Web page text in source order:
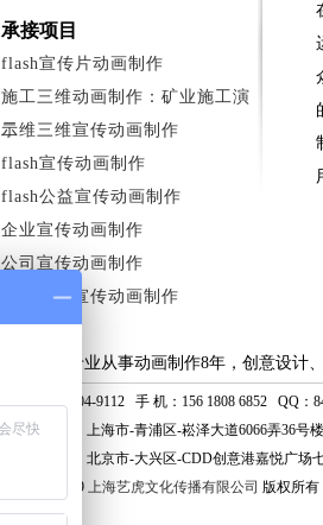
承接项目
flash宣传片动画制作
施工三维动画制作：矿业施工演
示
二维三维宣传动画制作
flash宣传动画制作
flash公益宣传动画制作
企业宣传动画制作
公司宣传动画制作
水电法制宣传动画制作
上海艺虎专业从事动画制作8年，创意设计
电话：400-804-9112 手 机：156 1808 6852 QQ：
上海分公司：上海市-青浦区-崧泽大道6066弄36号
北京分公司：北京市-大兴区-CDD创意港嘉悦广场
© 2006 - 2019 上海艺虎文化传播有限公司 版权所有